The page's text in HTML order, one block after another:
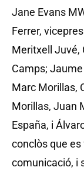
Jane Evans
Ferrer,
Meritxell Juvé,
Camps;
Marc Morillas,
Morillas, Juan
España, i
conclòs que
comunicació, i